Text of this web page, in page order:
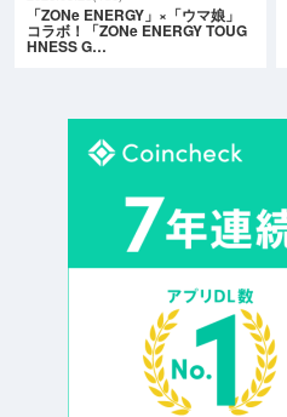
「ZONe ENERGY」×「ウマ娘」
コラボ！「ZONe ENERGY TOUG
HNESS G…